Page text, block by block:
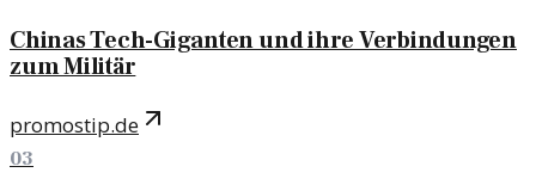
Chinas Tech-Giganten und ihre Verbindungen
zum Militär
promostip.de
03